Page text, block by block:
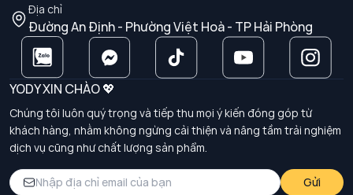
Địa chỉ
Đường An Định - Phường Việt Hoà - TP Hải Phòng
YODY XIN CHÀO 💖
Chúng tôi luôn quý trọng và tiếp thu mọi ý kiến đóng góp từ
khách hàng, nhằm không ngừng cải thiện và nâng tầm trải nghiệm
dịch vụ cũng như chất lượng sản phẩm.
Gửi